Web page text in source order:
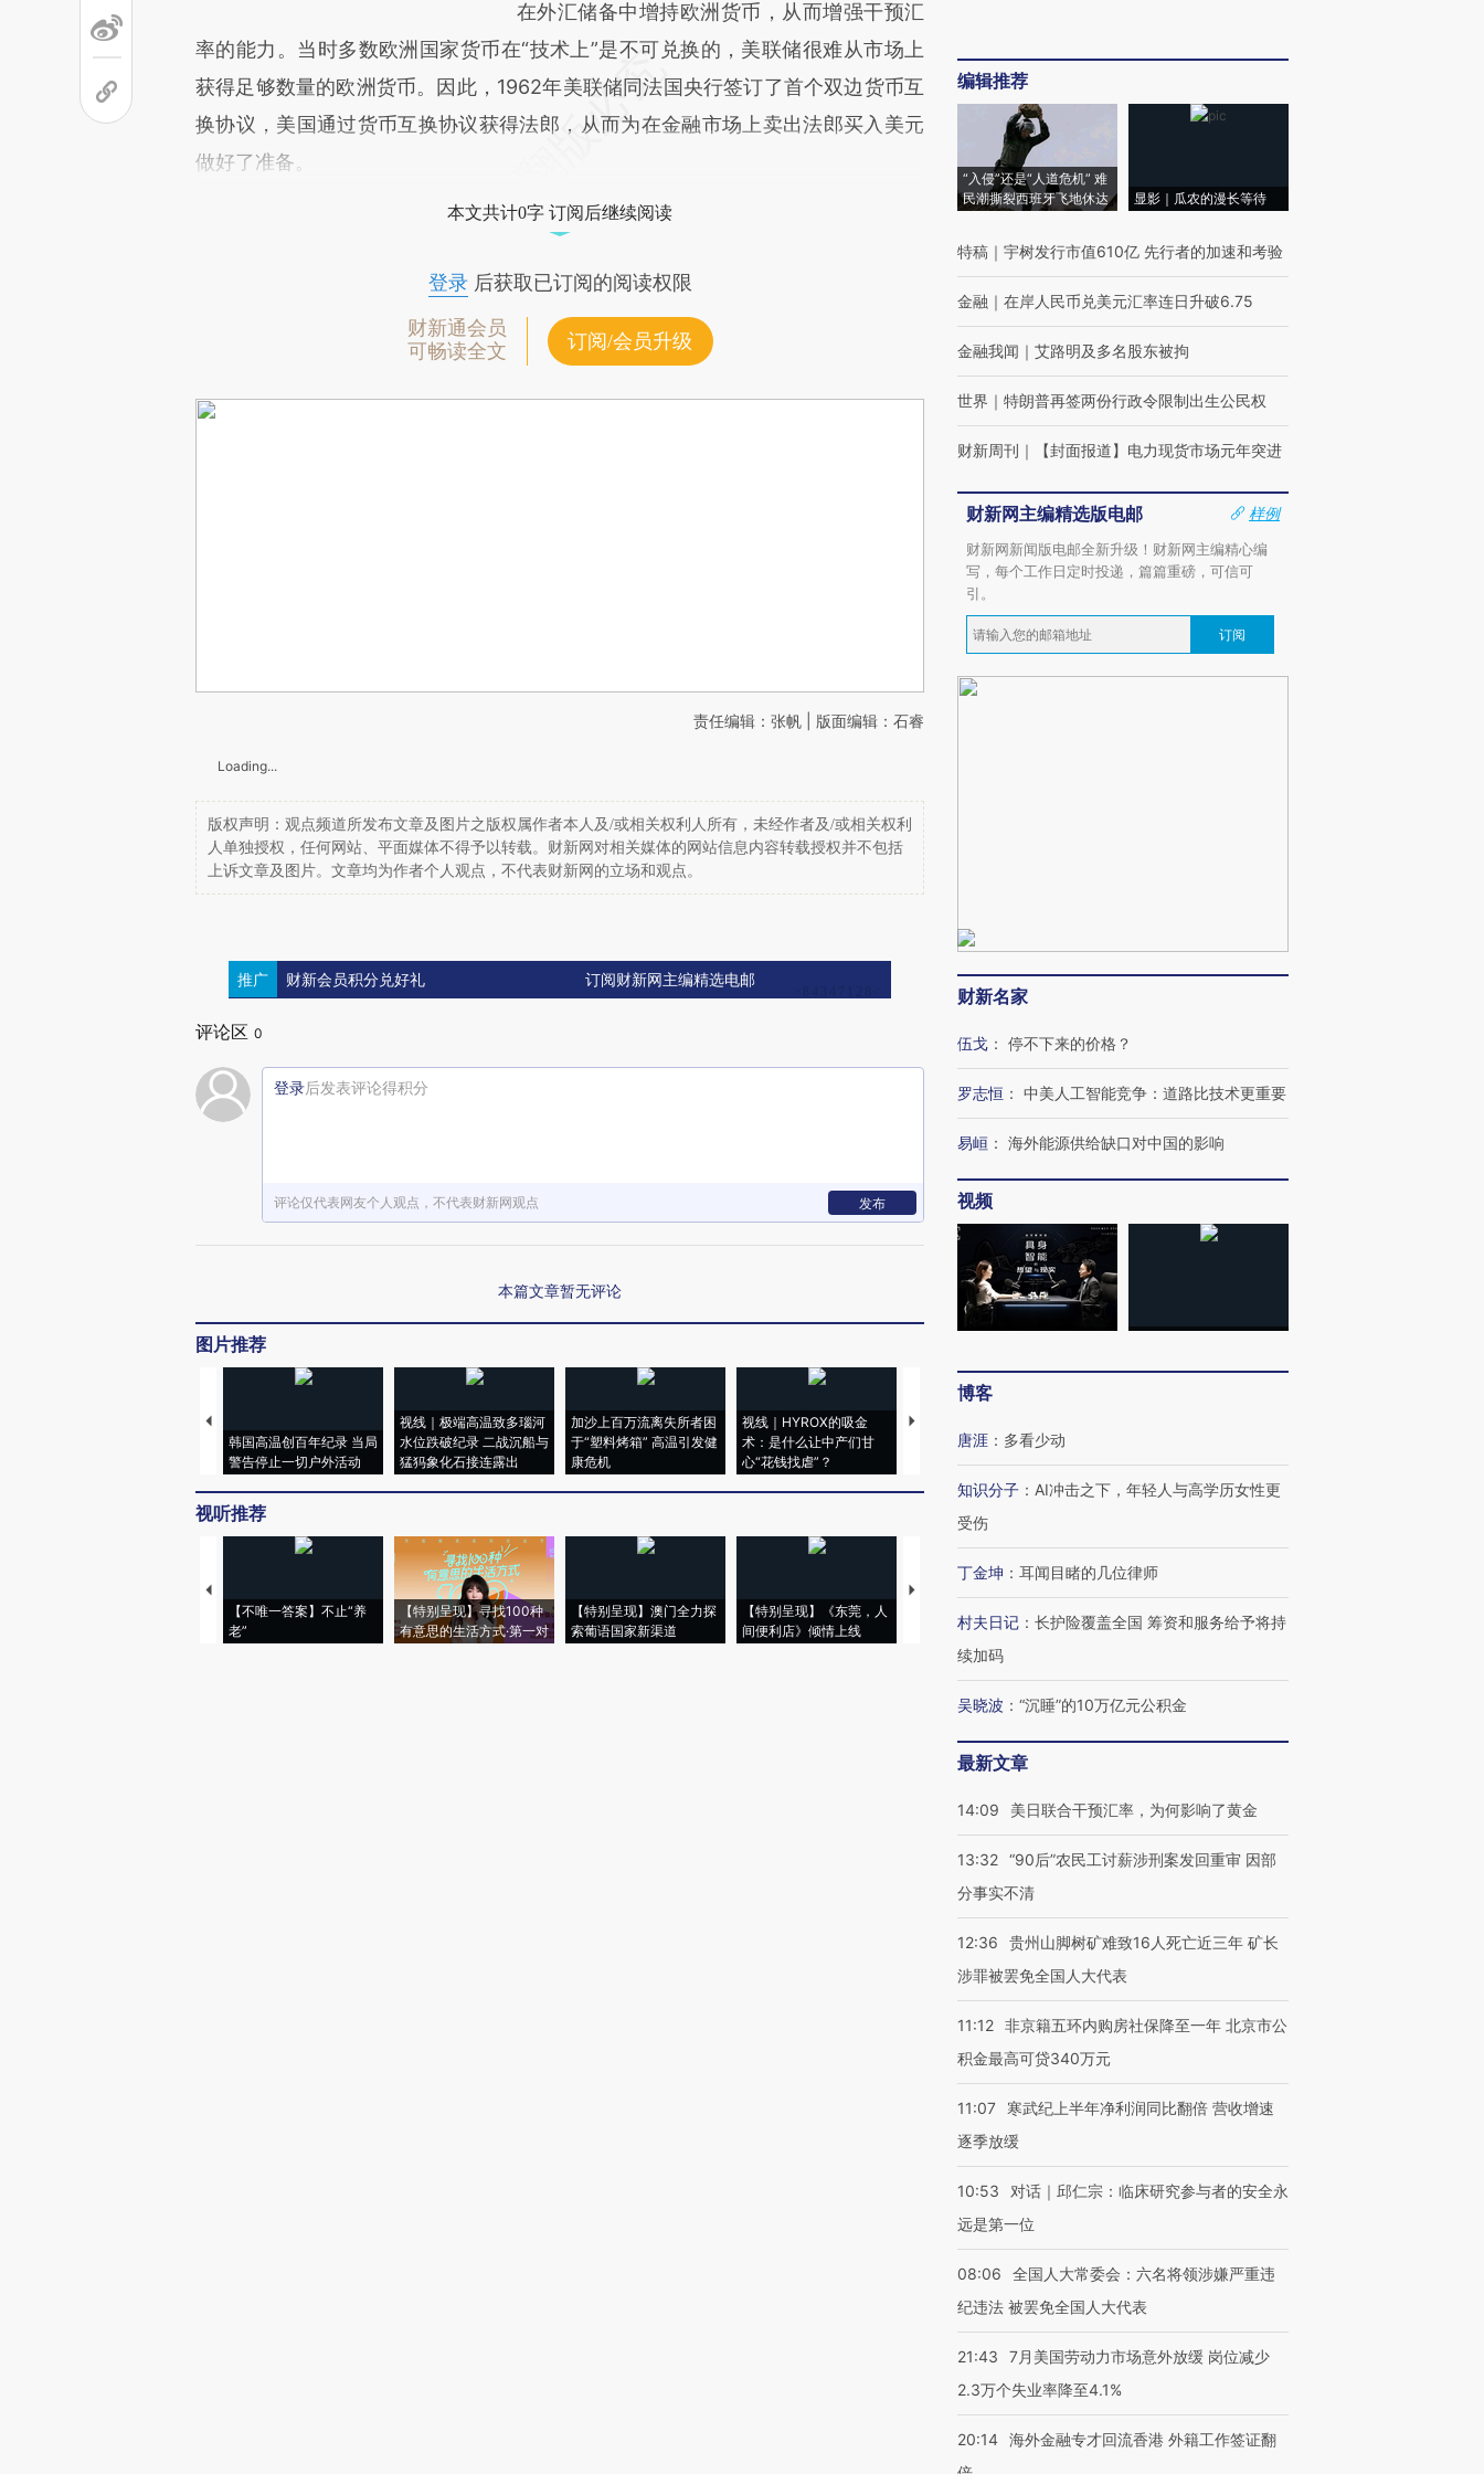
在外汇储备中增持欧洲货币，从而增强干预汇
率的能力。当时多数欧洲国家货币在“技术上”是不可兑换的，美联储很难从市场上
获得足够数量的欧洲货币。因此，1962年美联储同法国央行签订了首个双边货币互
换协议，美国通过货币互换协议获得法郎，从而为在金融市场上卖出法郎买入美元
做好了准备。
本文共计0字 订阅后继续阅读
登录后获取已订阅的阅读权限
财新通会员
可畅读全文
订阅/会员升级
责任编辑：张帆 | 版面编辑：石睿
Loading...
版权声明：观点频道所发布文章及图片之版权属作者本人及/或相关权利人所有，未经作者及/或相关权利
人单独授权，任何网站、平面媒体不得予以转载。财新网对相关媒体的网站信息内容转载授权并不包括
上诉文章及图片。文章均为作者个人观点，不代表财新网的立场和观点。
推广 财新会员积分兑好礼 订阅财新网主编精选电邮
评论区 0
登录后发表评论得积分
评论仅代表网友个人观点，不代表财新网观点 发布
本篇文章暂无评论
图片推荐
韩国高温创百年纪录 当局
警告停止一切户外活动
视线｜极端高温致多瑙河
水位跌破纪录 二战沉船与
猛犸象化石接连露出
加沙上百万流离失所者困
于“塑料烤箱” 高温引发健
康危机
视线｜HYROX的吸金
术：是什么让中产们甘
心“花钱找虐”？
马航飞行员跨国走私7万
粒摇头丸 尿检体内含3种
育部长拱下台
飞地休达
视听推荐
【不唯一答案】不止“养
老”
【特别呈现】寻找100种
有意思的生活方式·第一对
【特别呈现】澳门全力探
索葡语国家新渠道
【特别呈现】《东莞，人
间便利店》倾情上线
【推广】走进第四届链博
会，让数智科技“链”接产
【特别呈现】寻找100种
有意思的生活方式·第三对
CFO：不靠规模取胜，华
住三大增长引擎是什么？
编辑推荐
“入侵”还是“人道危机” 难
民潮撕裂西班牙飞地休达
显影｜瓜农的漫长等待
特稿 ｜ 宇树发行市值610亿 先行者的加速和考验
金融 ｜ 在岸人民币兑美元汇率连日升破6.75
金融我闻 ｜ 艾路明及多名股东被拘
世界 ｜ 特朗普再签两份行政令限制出生公民权
财新周刊 ｜ 【封面报道】电力现货市场元年突进
财新网主编精选版电邮
样例
财新网新闻版电邮全新升级！财新网主编精心编
写，每个工作日定时投递，篇篇重磅，可信可
引。
订阅
财新名家
伍戈 ： 停不下来的价格？
罗志恒 ： 中美人工智能竞争：道路比技术更重要
易峘 ： 海外能源供给缺口对中国的影响
视频
博客
唐涯 ： 多看少动
知识分子 ： AI冲击之下，年轻人与高学历女性更
受伤
丁金坤 ： 耳闻目睹的几位律师
村夫日记 ： 长护险覆盖全国 筹资和服务给予将持
续加码
吴晓波 ： “沉睡”的10万亿元公积金
最新文章
14:09 美日联合干预汇率，为何影响了黄金
13:32 “90后”农民工讨薪涉刑案发回重审 因部
分事实不清
12:36
贵州山脚树矿难致16人死亡近三年 矿长
涉罪被罢免全国人大代表
11:12 非京籍五环内购房社保降至一年 北京市公
积金最高可贷340万元
11:07
寒武纪上半年净利润同比翻倍 营收增速
逐季放缓
10:53
对话｜邱仁宗：临床研究参与者的安全永
远是第一位
08:06
全国人大常委会：六名将领涉嫌严重违
纪违法 被罢免全国人大代表
21:43
7月美国劳动力市场意外放缓 岗位减少
2.3万个失业率降至4.1%
20:14 海外金融专才回流香港 外籍工作签证翻